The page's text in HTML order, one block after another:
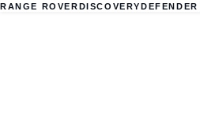
RANGE ROVERDISCOVERYDEFENDER